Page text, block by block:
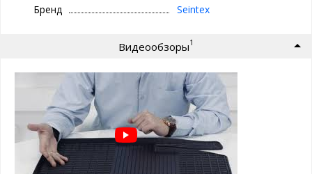
⊕ имеют увеличенные бортики
оригинальный крепеж, идельно повторяют
⊕ используются каждый день круглый год -
лето, осень, зима, весна
⊕ не скользят, имею шипы против
скольжения с обратной стороны
⊕ износостойки, легко чистятся и моются,
просты в уходе
Бренд
Seintex
Видеообзоры1